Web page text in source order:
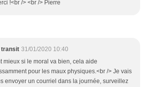
!<br /> <br /> Pierre
transit 31/01/2020 10:40
mieux si le moral va bien, cela aide
pour les maux physiques.<br /> Je vais
envoyer un courriel dans la journée, surveillez